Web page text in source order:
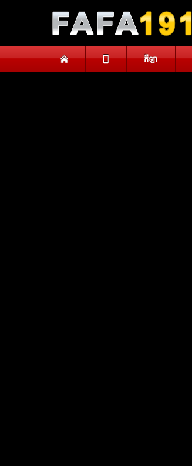
កីឡា